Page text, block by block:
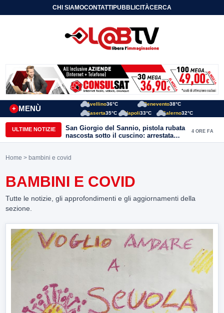
CHI SIAMOCONTATTIPUBBLICITÀCERCA
MENÙ
+
Avellino36°C Benevento38°C
Caserta35°C Napoli33°C Salerno32°C
ULTIME NOTIZIE
San Giorgio del Sannio, pistola rubata
nascosta sotto il cuscino: arrestata
51enne
4 ORE FA
Home > bambini e covid
BAMBINI E COVID
Tutte le notizie, gli approfondimenti e gli aggiornamenti della
sezione.